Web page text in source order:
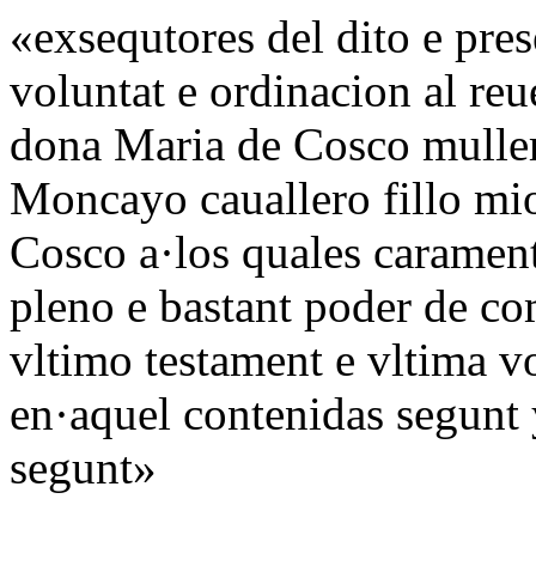
«exsequtores del dito e
voluntat e ordinacion al
dona Maria de Cosco
Moncayo cauallero fillo
Cosco a·los quales
pleno e bastant poder de
vltimo testament e vltima
en·aquel contenidas
segunt»